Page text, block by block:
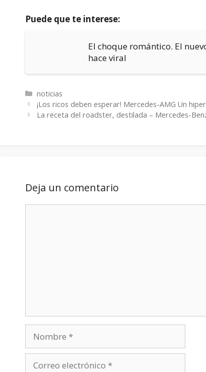
Puede que te interese:
El choque romántico. El
hace viral
Categorías
noticias
¡Los ricos deben esperar! Mercedes-AMG Un
La receta del roadster, destilada – Mercedes-
Deja un comentario